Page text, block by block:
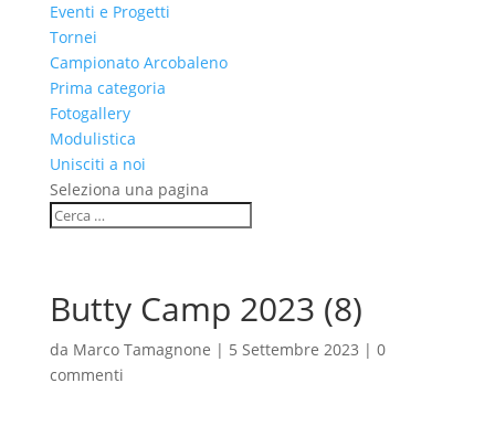
Eventi e Progetti
Tornei
Campionato Arcobaleno
Prima categoria
Fotogallery
Modulistica
Unisciti a noi
Seleziona una pagina
Butty Camp 2023 (8)
da Marco Tamagnone | 5 Settembre 2023 | 0
commenti